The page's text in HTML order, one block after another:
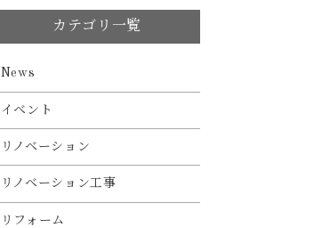
カテゴリ一覧
News
イベント
リノベーション
リノベーション工事
リフォーム